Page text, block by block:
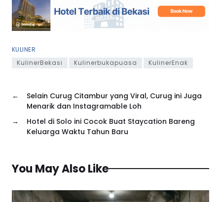
KULINER
KulinerBekasi
Kulinerbukapuasa KulinerEnak
←
Selain Curug Citambur yang Viral, Curug ini Juga
Menarik dan Instagramable Loh
→
Hotel di Solo ini Cocok Buat Staycation Bareng
Keluarga Waktu Tahun Baru
You May Also Like